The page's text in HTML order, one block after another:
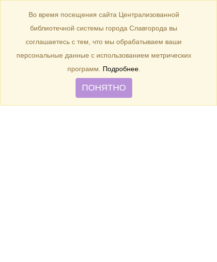
Toggle
navigation
БИБЛИОТЕКА
Подкаст "Креативные книги"
Во время посещения сайта Централизованной
библиотечной системы города Славгорода вы
соглашаетесь с тем, что мы обрабатываем ваши
персональные данные с использованием метрических
программ. Подробнее.
ПОНЯТНО